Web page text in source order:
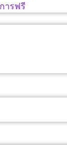
ารฟรี